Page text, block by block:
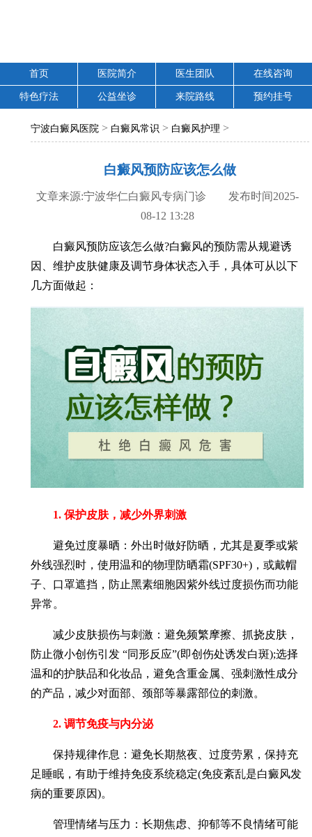
首页 医院简介 医生团队 在线咨询
特色疗法 公益坐诊 来院路线 预约挂号
宁波白癜风医院 > 白癜风常识 > 白癜风护理 >
白癜风预防应该怎么做
文章来源:宁波华仁白癜风专病门诊 发布时间2025-
08-12 13:28
白癜风预防应该怎么做?白癜风的预防需从规避诱
因、维护皮肤健康及调节身体状态入手，具体可从以下
几方面做起：
1. 保护皮肤，减少外界刺激
避免过度暴晒：外出时做好防晒，尤其是夏季或紫
外线强烈时，使用温和的物理防晒霜(SPF30+)，或戴帽
子、口罩遮挡，防止黑素细胞因紫外线过度损伤而功能
异常。
减少皮肤损伤与刺激：避免频繁摩擦、抓挠皮肤，
防止微小创伤引发 “同形反应”(即创伤处诱发白斑);选择
温和的护肤品和化妆品，避免含重金属、强刺激性成分
的产品，减少对面部、颈部等暴露部位的刺激。
2. 调节免疫与内分泌
保持规律作息：避免长期熬夜、过度劳累，保持充
足睡眠，有助于维持免疫系统稳定(免疫紊乱是白癜风发
病的重要原因)。
管理情绪与压力：长期焦虑、抑郁等不良情绪可能